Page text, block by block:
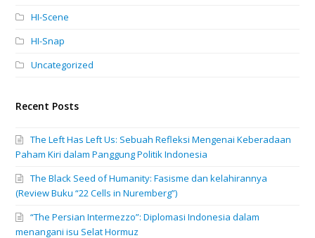
HI-Scene
HI-Snap
Uncategorized
Recent Posts
The Left Has Left Us: Sebuah Refleksi Mengenai Keberadaan
Paham Kiri dalam Panggung Politik Indonesia
The Black Seed of Humanity: Fasisme dan kelahirannya
(Review Buku “22 Cells in Nuremberg”)
“The Persian Intermezzo”: Diplomasi Indonesia dalam
menangani isu Selat Hormuz